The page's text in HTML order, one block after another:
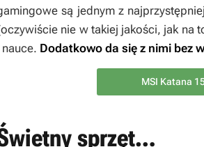
są jednym z
nie w takiej jakości, jak na
nauce. Dodatkowo da się z nimi bez
MSI Katana
sprzęt…